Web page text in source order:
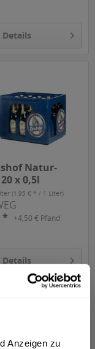
Anzeigen zu
Details
Natur-
x 0,5l
(1,95 € * / 1 Liter)
*
+4,50 € Pfand
Details